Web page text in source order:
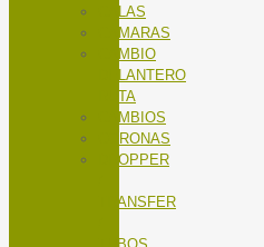
CALAS
CÁMARAS
CAMBIO
DELANTERO
RUTA
CAMBIOS
CORONAS
DROPPER
TRANSFER